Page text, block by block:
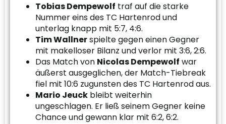
Tobias Dempewolf traf auf die starke
Nummer eins des TC Hartenrod und
unterlag knapp mit 5:7, 4:6.
Tim Wallnerspielte gegen einen Gegner
mit makelloser Bilanz und verlor mit 3:6, 2:6.
Das Match von Nicolas Dempewolf war
äußerst ausgeglichen, der Match-Tiebreak
fiel mit 10:6 zugunsten des TC Hartenrod aus.
Mario Jeuck bleibt weiterhin
ungeschlagen. Er ließ seinem Gegner keine
Chance und gewann klar mit 6:2, 6:2.